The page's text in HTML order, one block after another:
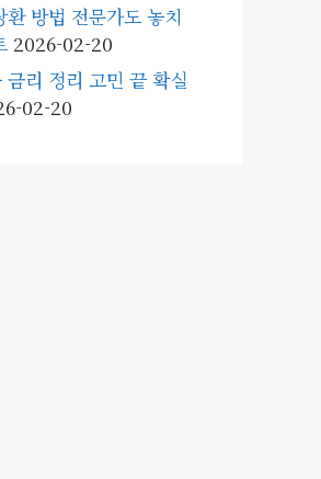
방법 전문가도 놓치
2026-02-20
금리 정리 고민 끝 확실
02-20